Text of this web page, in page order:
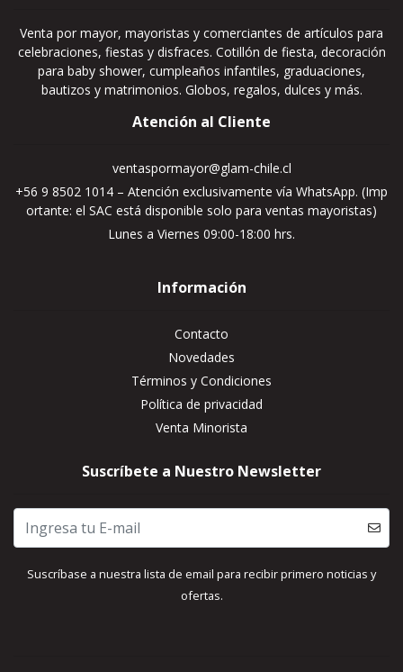
Venta por mayor, mayoristas y comerciantes de artículos para
celebraciones, fiestas y disfraces. Cotillón de fiesta, decoración
para baby shower, cumpleaños infantiles, graduaciones,
bautizos y matrimonios. Globos, regalos, dulces y más.
Atención al Cliente
ventaspormayor@glam-chile.cl
+56 9 8502 1014 – Atención exclusivamente vía WhatsApp. (Imp
ortante: el SAC está disponible solo para ventas mayoristas)
Lunes a Viernes 09:00-18:00 hrs.
Información
Contacto
Novedades
Términos y Condiciones
Política de privacidad
Venta Minorista
Suscríbete a Nuestro Newsletter
Suscríbase a nuestra lista de email para recibir primero noticias y
ofertas.